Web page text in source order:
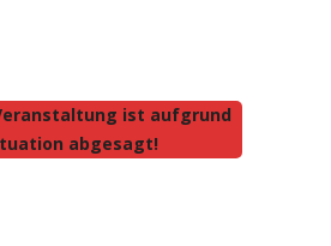
ist aufgrund
abgesagt!